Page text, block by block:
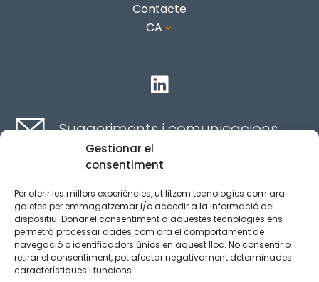
Gestionar el
consentiment
Per oferir les millors experiències, utilitzem tecnologies com ara
galetes per emmagatzemar i/o accedir a la informació del
dispositiu. Donar el consentiment a aquestes tecnologies ens
permetrà processar dades com ara el comportament de
navegació o identificadors únics en aquest lloc. No consentir o
retirar el consentiment, pot afectar negativament determinades
característiques i funcions.
Contacte
CA 3

Suggeriments i comunicacions
Canal ètic